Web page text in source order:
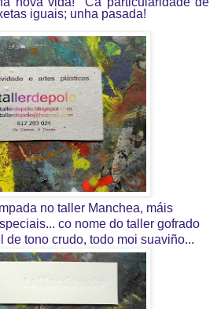
iguais; unha pasada!
no taller Manchea, máis
co nome do taller gofrado
de tono crudo, todo moi suaviño...